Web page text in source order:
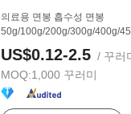
의료용 면봉 흡수성 면봉
50g/100g/200g/300g/400g/
US$0.12-2.5 / 꾸러
MOQ:1,000 꾸러미